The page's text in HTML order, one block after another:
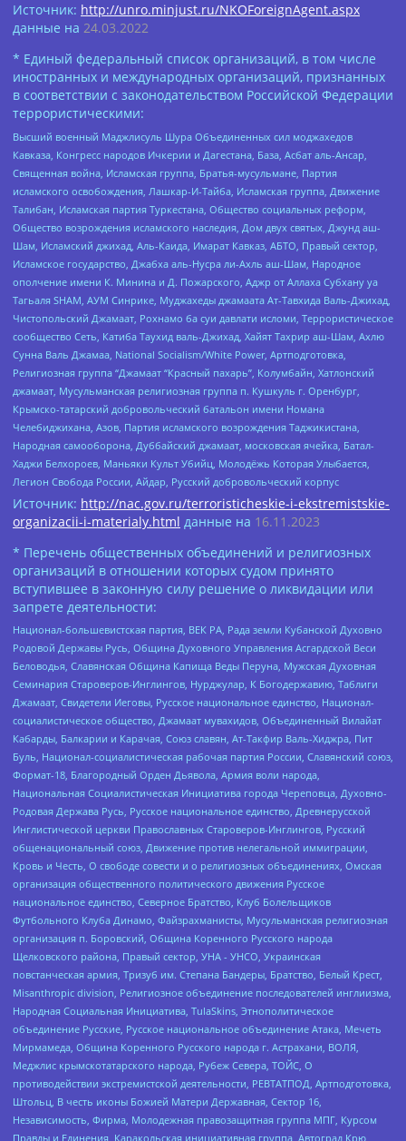
Источник: http://unro.minjust.ru/NKOForeignAgent.aspx
данные на 24.03.2022
* Единый федеральный список организаций, в том числе
иностранных и международных организаций, признанных
в соответствии с законодательством Российской Федерации
террористическими:
Высший военный Маджлисуль Шура Объединенных сил моджахедов
Кавказа, Конгресс народов Ичкерии и Дагестана, База, Асбат аль-Ансар,
Священная война, Исламская группа, Братья-мусульмане, Партия
исламского освобождения, Лашкар-И-Тайба, Исламская группа, Движение
Талибан, Исламская партия Туркестана, Общество социальных реформ,
Общество возрождения исламского наследия, Дом двух святых, Джунд аш-
Шам, Исламский джихад, Аль-Каида, Имарат Кавказ, АБТО, Правый сектор,
Исламское государство, Джабха аль-Нусра ли-Ахль аш-Шам, Народное
ополчение имени К. Минина и Д. Пожарского, Аджр от Аллаха Субхану уа
Тагьаля SHAM, АУМ Синрике, Муджахеды джамаата Ат-Тавхида Валь-Джихад,
Чистопольский Джамаат, Рохнамо ба суи давлати исломи, Террористическое
сообщество Сеть, Катиба Таухид валь-Джихад, Хайят Тахрир аш-Шам, Ахлю
Сунна Валь Джамаа, National Socialism/White Power, Артподготовка,
Религиозная группа “Джамаат “Красный пахарь”, Колумбайн, Хатлонский
джамаат, Мусульманская религиозная группа п. Кушкуль г. Оренбург,
Крымско-татарский добровольческий батальон имени Номана
Челебиджихана, Азов, Партия исламского возрождения Таджикистана,
Народная самооборона, Дуббайский джамаат, московская ячейка, Батал-
Хаджи Белхороев, Маньяки Культ Убийц, Молодёжь Которая Улыбается,
Легион Свобода России, Айдар, Русский добровольческий корпус
Источник: http://nac.gov.ru/terroristicheskie-i-ekstremistskie-
organizacii-i-materialy.html данные на 16.11.2023
* Перечень общественных объединений и религиозных
организаций в отношении которых судом принято
вступившее в законную силу решение о ликвидации или
запрете деятельности:
Национал-большевистская партия, ВЕК РА, Рада земли Кубанской Духовно
Родовой Державы Русь, Община Духовного Управления Асгардской Веси
Беловодья, Славянская Община Капища Веды Перуна, Мужская Духовная
Семинария Староверов-Инглингов, Нурджулар, К Богодержавию, Таблиги
Джамаат, Свидетели Иеговы, Русское национальное единство, Национал-
социалистическое общество, Джамаат мувахидов, Объединенный Вилайат
Кабарды, Балкарии и Карачая, Союз славян, Ат-Такфир Валь-Хиджра, Пит
Буль, Национал-социалистическая рабочая партия России, Славянский союз,
Формат-18, Благородный Орден Дьявола, Армия воли народа,
Национальная Социалистическая Инициатива города Череповца, Духовно-
Родовая Держава Русь, Русское национальное единство, Древнерусской
Инглистической церкви Православных Староверов-Инглингов, Русский
общенациональный союз, Движение против нелегальной иммиграции,
Кровь и Честь, О свободе совести и о религиозных объединениях, Омская
организация общественного политического движения Русское
национальное единство, Северное Братство, Клуб Болельщиков
Футбольного Клуба Динамо, Файзрахманисты, Мусульманская религиозная
организация п. Боровский, Община Коренного Русского народа
Щелковского района, Правый сектор, УНА - УНСО, Украинская
повстанческая армия, Тризуб им. Степана Бандеры, Братство, Белый Крест,
Misanthropic division, Религиозное объединение последователей инглиизма,
Народная Социальная Инициатива, TulaSkins, Этнополитическое
объединение Русские, Русское национальное объединение Атака, Мечеть
Мирмамеда, Община Коренного Русского народа г. Астрахани, ВОЛЯ,
Меджлис крымскотатарского народа, Рубеж Севера, ТОЙС, О
противодействии экстремистской деятельности, РЕВТАТПОД, Артподготовка,
Штольц, В честь иконы Божией Матери Державная, Сектор 16,
Независимость, Фирма, Молодежная правозащитная группа МПГ, Курсом
Правды и Единения, Каракольская инициативная группа, Автоград Крю,